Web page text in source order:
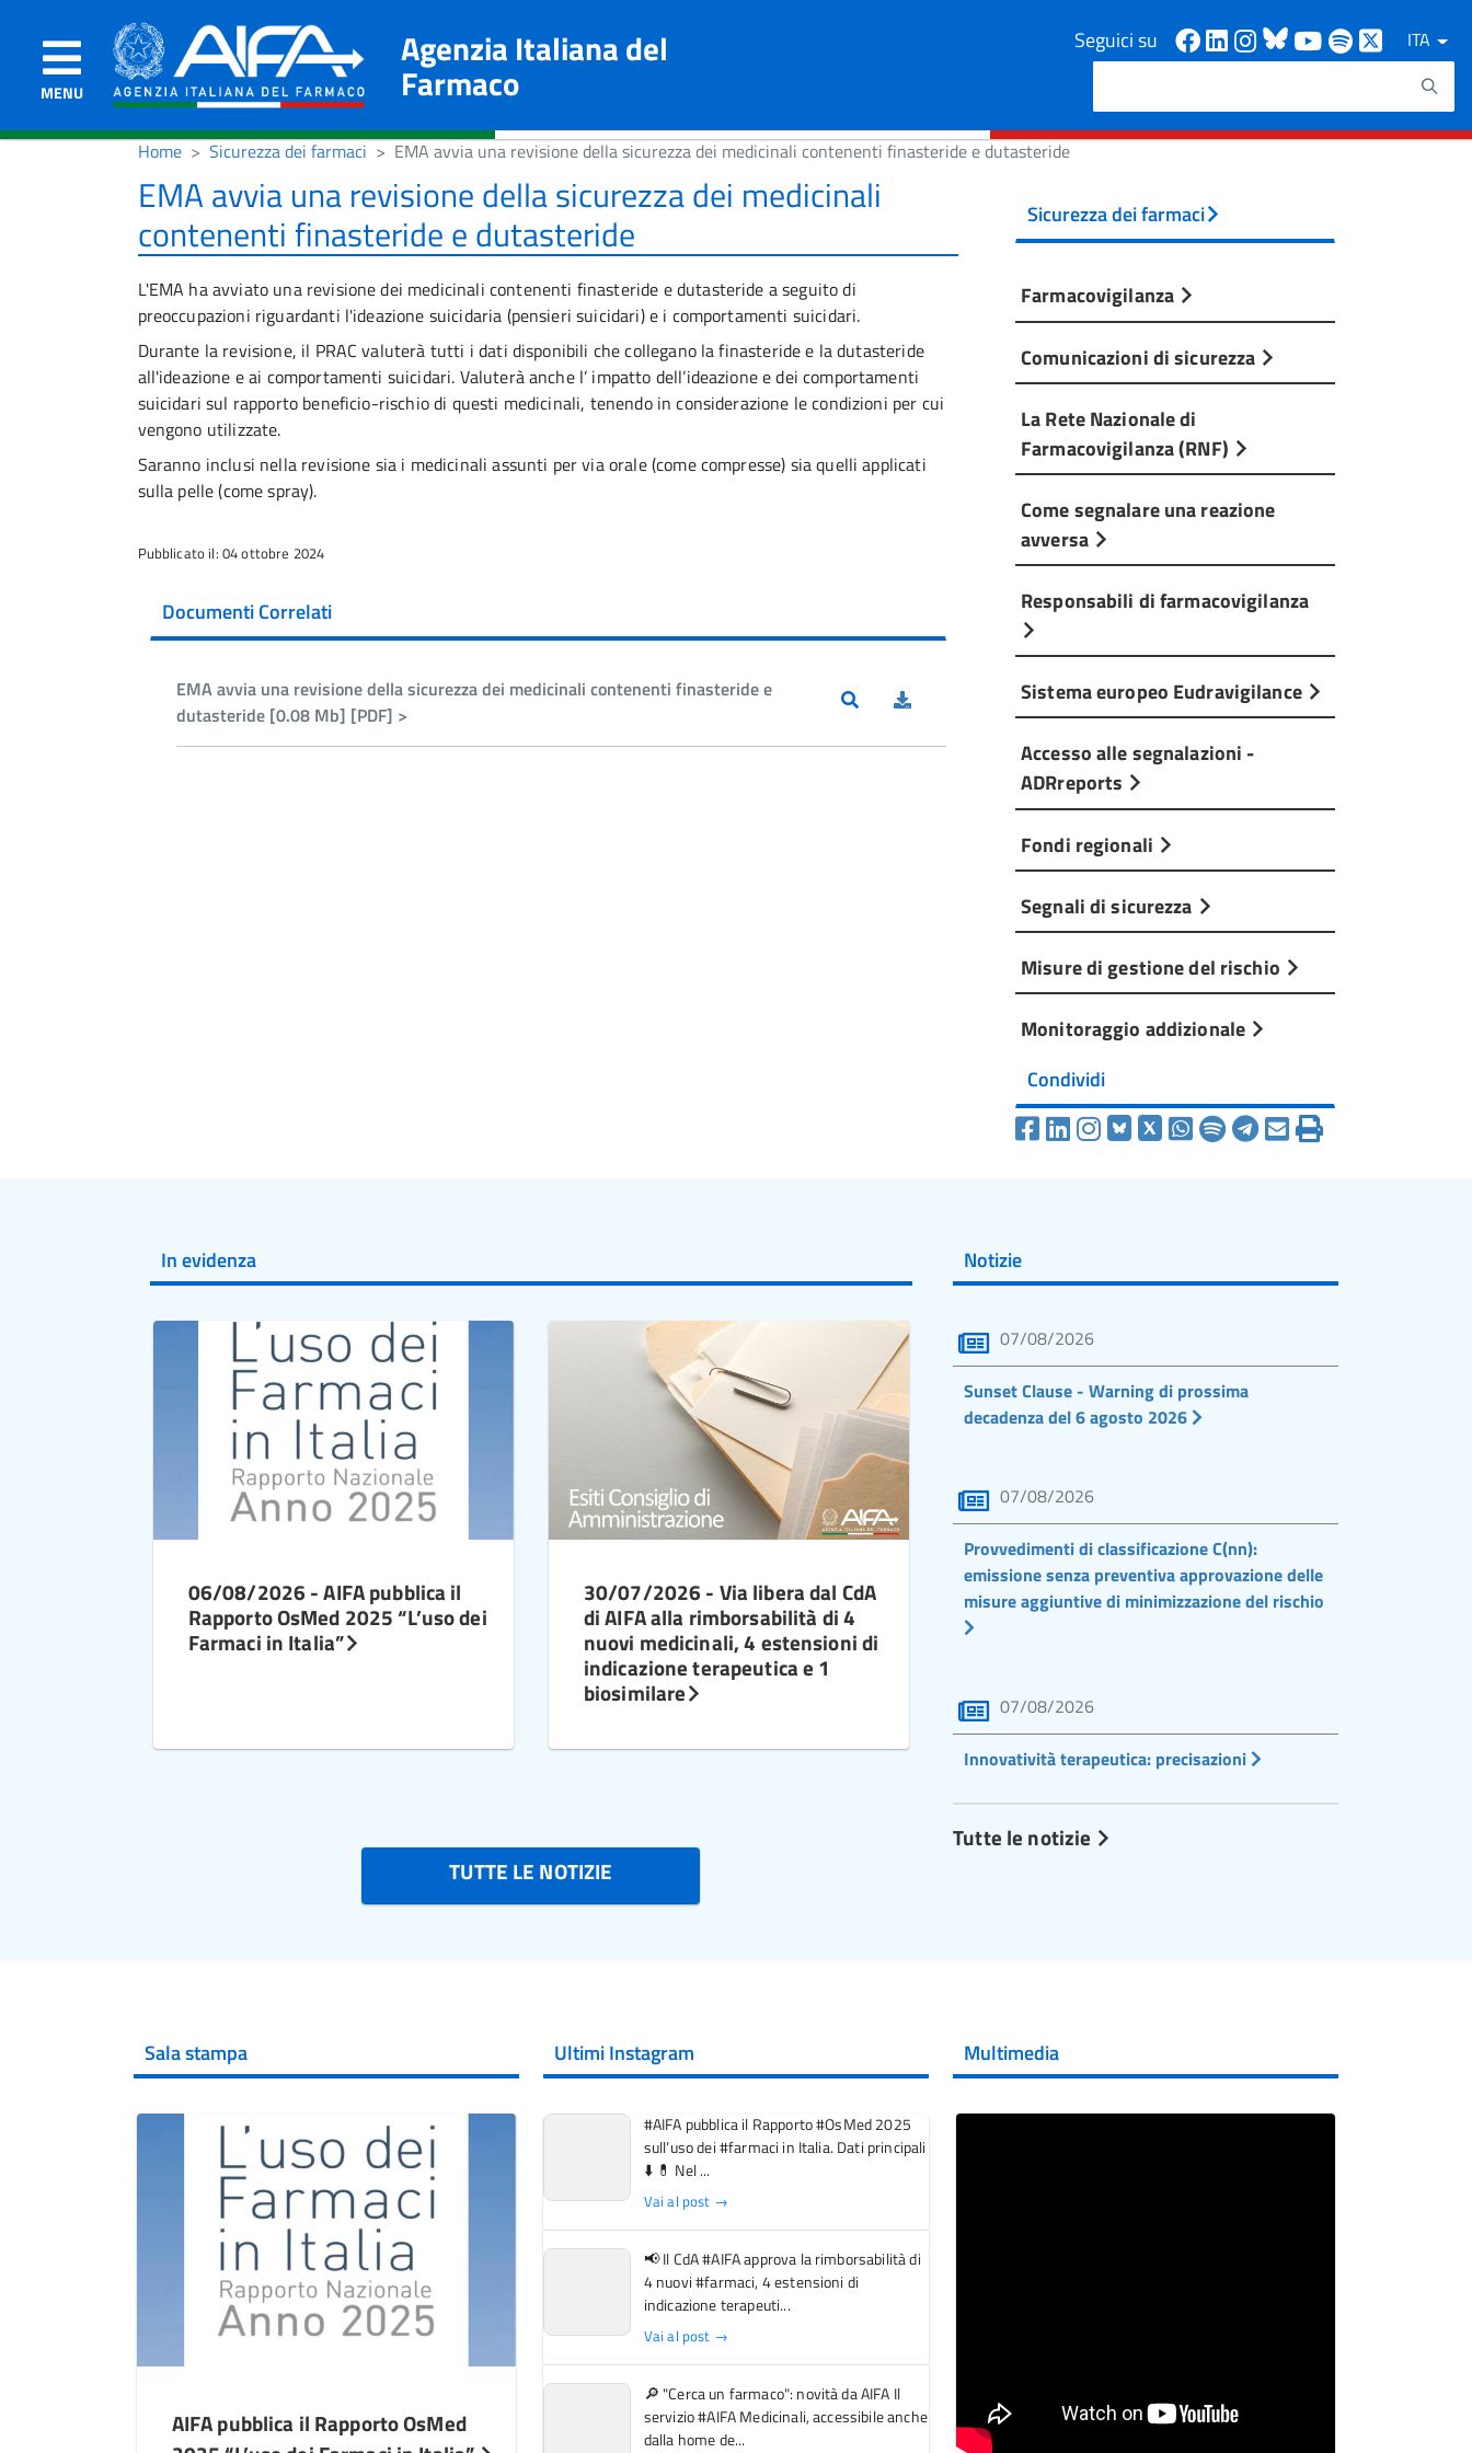
MENU
Agenzia Italiana del
Farmaco
Seguici su Facebook
Linkedin
Instagram
Bluesky
Youtube
Spotify
ITA
Cerca
Home Sicurezza dei farmaci EMA avvia una revisione della sicurezza dei medicinali contenenti finasteride e dutasteride
EMA avvia una revisione della sicurezza dei medicinali
contenenti finasteride e dutasteride
L'EMA ha avviato una revisione dei medicinali contenenti finasteride e dutasteride a seguito di
preoccupazioni riguardanti l'ideazione suicidaria (pensieri suicidari) e i comportamenti suicidari.
Durante la revisione, il PRAC valuterà tutti i dati disponibili che collegano la finasteride e la dutasteride
all'ideazione e ai comportamenti suicidari. Valuterà anche l’ impatto dell’ideazione e dei comportamenti
suicidari sul rapporto beneficio-rischio di questi medicinali, tenendo in considerazione le condizioni per cui
vengono utilizzate.
Saranno inclusi nella revisione sia i medicinali assunti per via orale (come compresse) sia quelli applicati
sulla pelle (come spray).
Pubblicato il: 04 ottobre 2024
Documenti Correlati
EMA avvia una revisione della sicurezza dei medicinali contenenti finasteride e
dutasteride [0.08 Mb] [PDF] >
Sicurezza dei farmaci
Farmacovigilanza
Comunicazioni di sicurezza
La Rete Nazionale di
Farmacovigilanza (RNF)
Come segnalare una reazione
avversa
Responsabili di farmacovigilanza
Sistema europeo Eudravigilance
Accesso alle segnalazioni -
ADRreports
Fondi regionali
Segnali di sicurezza
Misure di gestione del rischio
Monitoraggio addizionale
Condividi
In evidenza
06/08/2026 - AIFA pubblica il
Rapporto OsMed 2025 “L’uso dei
Farmaci in Italia”
30/07/2026 - Via libera dal CdA
di AIFA alla rimborsabilità di 4
nuovi medicinali, 4 estensioni di
indicazione terapeutica e 1
biosimilare
TUTTE LE NOTIZIE
Notizie
07/08/2026
Sunset Clause - Warning di prossima
decadenza del 6 agosto 2026
07/08/2026
Provvedimenti di classificazione C(nn):
emissione senza preventiva approvazione delle
misure aggiuntive di minimizzazione del rischio
07/08/2026
Innovatività terapeutica: precisazioni
Tutte le notizie
Sala stampa
AIFA pubblica il Rapporto OsMed
Ultimi Instagram
#AIFA pubblica il Rapporto #OsMed 2025
sull’uso dei #farmaci in Italia. Dati principali
⬇️ 💊 Nel ...
Vai al post →
📢 Il CdA #AIFA approva la rimborsabilità di
4 nuovi #farmaci, 4 estensioni di
indicazione terapeuti...
Vai al post →
🔎 "Cerca un farmaco": novità da AIFA Il
servizio #AIFA Medicinali, accessibile anche
dalla home de...
Multimedia